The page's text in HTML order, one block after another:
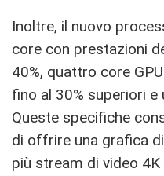
Inoltre, il nuovo
core con prestazioni
40%, quattro core
fino al 30% superiori e
Queste specifiche
di offrire una grafica
più stream di video